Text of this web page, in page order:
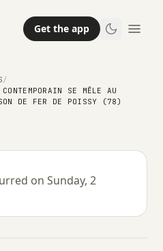
Get the app
/
SE MÊLE AU
DE FER DE POISSY (78)
on Sunday, 2
: l'art
au spectacle
Fer de Poissy
· 16:41 – 23:59